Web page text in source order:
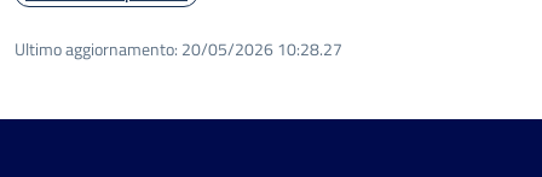
Ultimo aggiornamento: 20/05/2026 10:28.27